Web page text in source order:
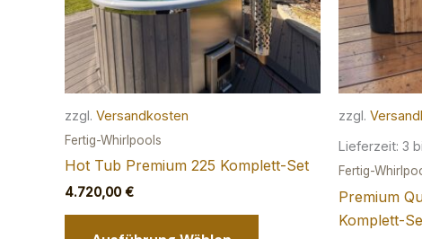
zzgl. Versandkosten
Fertig-Whirlpools
Hot Tub Premium 225 Komplett-Set
4.720,00€
Dieses
zzgl.
Lieferzeit: 3
Fertig-
Premium
Komplett-